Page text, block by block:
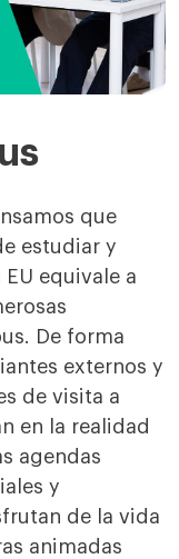
que
estudiar y
equivale a
De forma
externos y
de visita a
en la realidad
agendas
y
de la vida
animadas